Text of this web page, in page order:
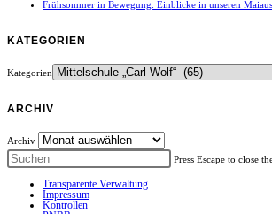
Frühsommer in Bewegung: Einblicke in unseren
KATEGORIEN
Kategorien
ARCHIV
Archiv
Press Escape to close
Transparente Verwaltung
Impressum
Kontrollen